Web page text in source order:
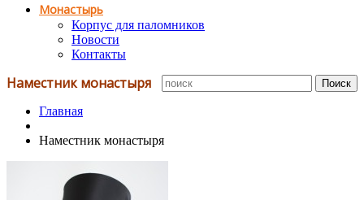
Монастырь
Корпус для паломников
Новости
Контакты
Наместник монастыря
Главная
Наместник монастыря